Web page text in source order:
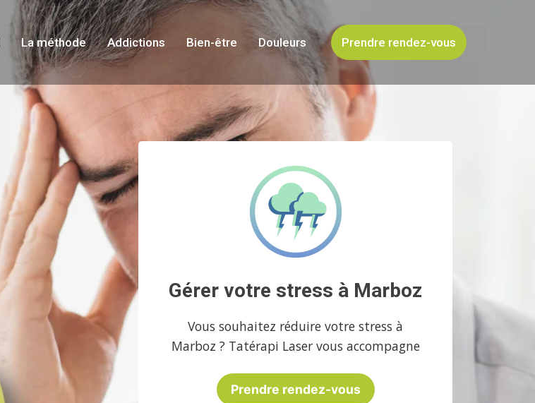
La méthode Addictions Bien-être Douleurs Prendre rendez-vous
Gérer votre stress à Marboz
Vous souhaitez réduire votre stress à
Marboz ? Tatérapi Laser vous accompagne
Prendre rendez-vous